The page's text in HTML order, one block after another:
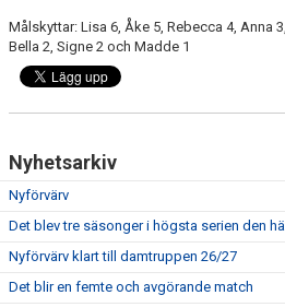
Målskyttar: Lisa 6, Åke 5, Rebecca 4, Anna
Bella 2, Signe 2 och Madde 1
Nyhetsarkiv
Nyförvärv
Det blev tre säsonger i högsta serien den
Nyförvärv klart till damtruppen 26/27
Det blir en femte och avgörande match